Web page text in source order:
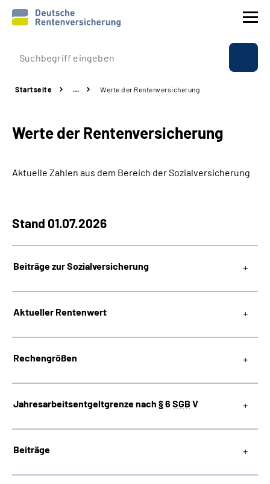
Prävention
Rente
Beratung & Kontakt
Online-Services
Inhalte in Gebärdensprache (DGS)
Startseite … Werte der Rentenversicherung
Werte der Rentenversicherung
Aktuelle Zahlen aus dem Bereich der Sozialversicherung
Stand 01.07.2026
Beiträge zur Sozialversicherung
Aktueller Rentenwert
Rechengrößen
Jahresarbeitsentgeltgrenze nach §6 SGB V
Beiträge